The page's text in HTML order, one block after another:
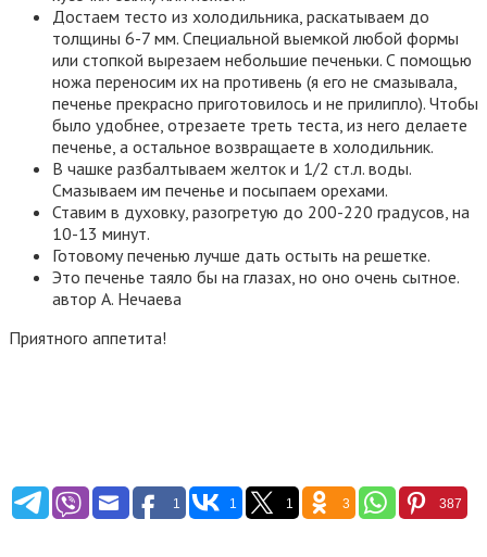
Достаем тесто из холодильника, раскатываем до
толщины 6-7 мм. Специальной выемкой любой формы
или стопкой вырезаем небольшие печеньки. С помощью
ножа переносим их на противень (я его не смазывала,
печенье прекрасно приготовилось и не прилипло). Чтобы
было удобнее, отрезаете треть теста, из него делаете
печенье, а остальное возвращаете в холодильник.
В чашке разбалтываем желток и 1/2 ст.л. воды.
Смазываем им печенье и посыпаем орехами.
Ставим в духовку, разогретую до 200-220 градусов, на
10-13 минут.
Готовому печенью лучше дать остыть на решетке.
Это печенье таяло бы на глазах, но оно очень сытное.
автор А. Нечаева
Приятного аппетита!
1 1 1 3 387